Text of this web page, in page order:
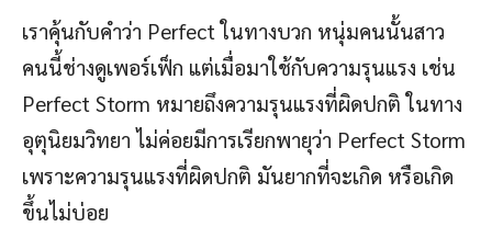
เราคุ้นกับคำว่า Perfect ในทางบวก หนุ่มคนนั้นสาว
คนนี้ช่างดูเพอร์เฟ็ก แต่เมื่อมาใช้กับความรุนแรง เช่น
Perfect Storm หมายถึงความรุนแรงที่ผิดปกติ ในทาง
อุตุนิยมวิทยา ไม่ค่อยมีการเรียกพายุว่า Perfect Storm
เพราะความรุนแรงที่ผิดปกติ มันยากที่จะเกิด หรือเกิด
ขึ้นไม่บ่อย